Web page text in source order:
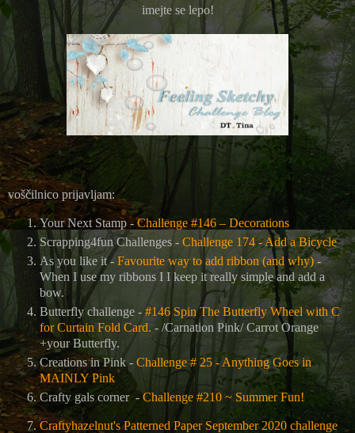
imejte se lepo!
voščilnico prijavljam:
Your Next Stamp -Challenge #146 – Decorations
Scrapping4fun Challenges - Challenge 174 - Add a Bicycle
As you like it - Favourite way to add ribbon (and why) -
When I use my ribbons I I keep it really simple and add a
bow.
Butterfly challenge - #146 Spin The Butterfly Wheel with C
for Curtain Fold Card.- /Carnation Pink/ Carrot Orange
+your Butterfly.
Creations in Pink - Challenge # 25 - Anything Goes in
MAINLY Pink
Crafty gals corner - Challenge #210 ~ Summer Fun!
Craftyhazelnut's Patterned Paper September 2020 challenge